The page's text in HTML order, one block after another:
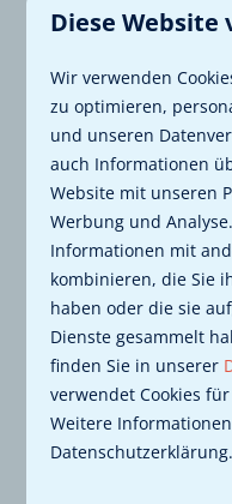
SIE MÖCHTEN
Sie haben eine
zögern Sie nicht,
setzen.
Name
TelefonOptional
Diese Website
Wir verwenden
zu optimieren,
und unseren
auch Informationen
Website mit unseren
Werbung und
Informationen mit
kombinieren, die Sie
haben oder die sie
Dienste gesammelt
finden Sie in unserer
verwendet Cookies
Weitere
Datenschutzerklärung.